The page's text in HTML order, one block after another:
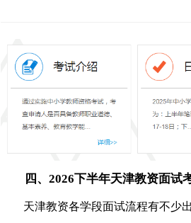
四、2026下半年天津教资面试
天津教资各学段面试流程有不少